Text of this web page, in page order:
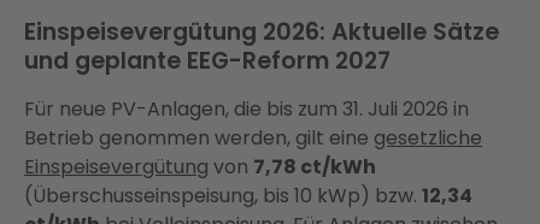
Einspeisevergütung 2026: Aktuelle Sätze
und geplante EEG-Reform 2027
Für neue PV-Anlagen, die bis zum 31. Juli 2026 in
Betrieb genommen werden, gilt eine gesetzliche
Einspeisevergütung von 7,78 ct/kWh
(Überschusseinspeisung, bis 10 kWp) bzw. 12,34